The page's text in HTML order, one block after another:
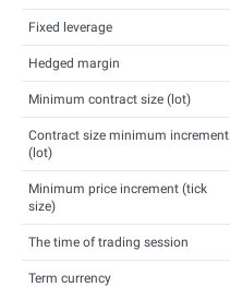
Fixed leverage
Hedged margin
Minimum contract size (lot)
Contract size minimum increment
(lot)
Minimum price increment (tick
size)
The time of trading session
Term currency